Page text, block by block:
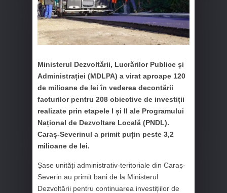
Ministerul Dezvoltării, Lucrărilor Publice și
Administrației (MDLPA) a virat aproape 120
de milioane de lei în vederea decontării
facturilor pentru 208 obiective de investiții
realizate prin etapele I și II ale Programului
Național de Dezvoltare Locală (PNDL).
Caraș-Severinul a primit puțin peste 3,2
milioane de lei.
Șase unități administrativ-teritoriale din Caraș-
Severin au primit bani de la Ministerul
Dezvoltării pentru continuarea investițiilor de